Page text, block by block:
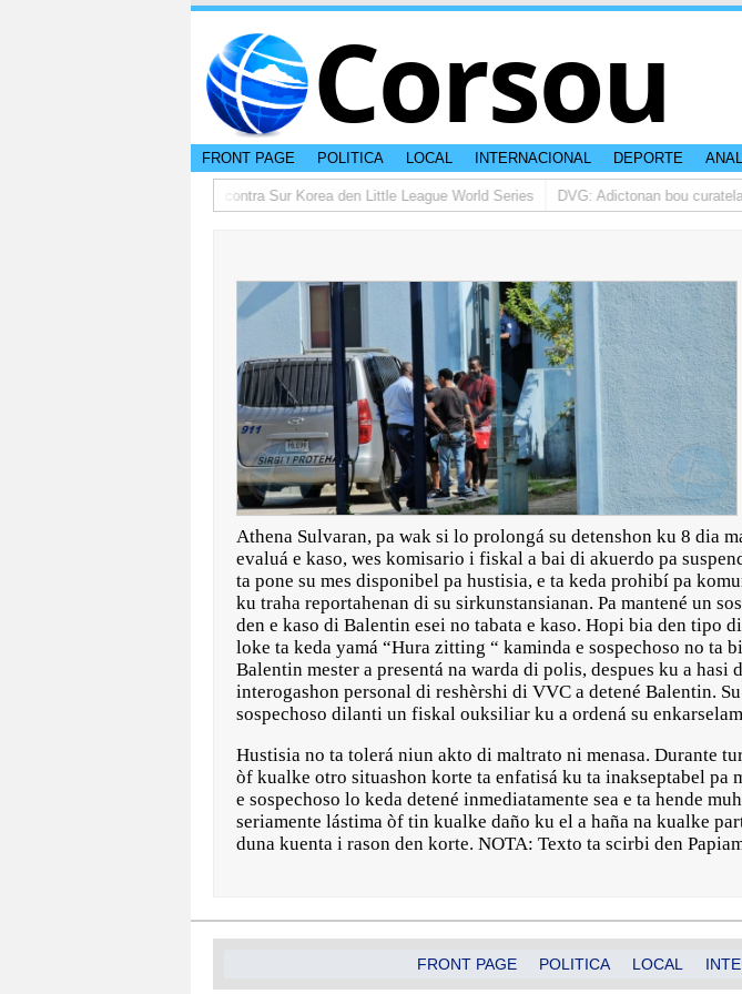
Corsou
FRONT PAGE POLITICA LOCAL INTERNACIONAL DEPORTE
Aruba ta busca revancha contra Sur Korea den Little League World Series DVG: Adictonan bou curatela
Athena Sulvaran, pa wak si lo prolongá su detenshon ku 8 dia
evaluá e kaso, wes komisario i fiskal a bai di akuerdo pa
ta pone su mes disponibel pa hustisia, e ta keda prohibí pa
ku traha reportahenan di su sirkunstansianan. Pa mantené un
den e kaso di Balentin esei no tabata e kaso. Hopi bia den tipo
loke ta keda yamá “Hura zitting “ kaminda e sospechoso no
Balentin mester a presentá na warda di polis, despues ku a
interogashon personal di reshèrshi di VVC a detené Balentin.
sospechoso dilanti un fiskal ouksiliar ku a ordená su
Hustisia no ta tolerá niun akto di maltrato ni menasa. Durante
òf kualke otro situashon korte ta enfatisá ku ta inakseptabel
e sospechoso lo keda detené inmediatamente sea e ta hende
seriamente lástima òf tin kualke daño ku el a haña na kualke
duna kuenta i rason den korte. NOTA: Texto ta scirbi den
FRONT PAGE POLITICA LOCAL